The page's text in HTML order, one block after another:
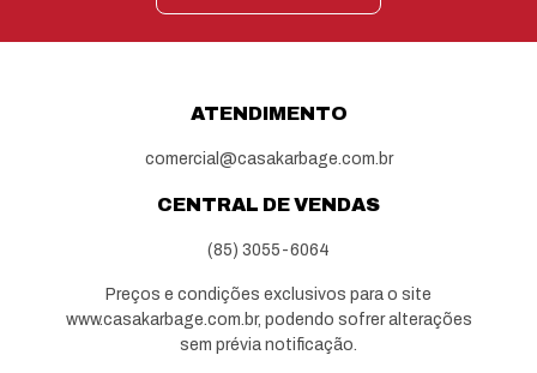
ATENDIMENTO
comercial@casakarbage.com.br
CENTRAL DE VENDAS
(85) 3055-6064
Preços e condições exclusivos para o site
www.casakarbage.com.br, podendo sofrer alterações
sem prévia notificação.